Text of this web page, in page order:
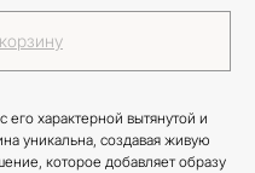
характерной вытянутой и
уникальна, создавая живую
которое добавляет образу